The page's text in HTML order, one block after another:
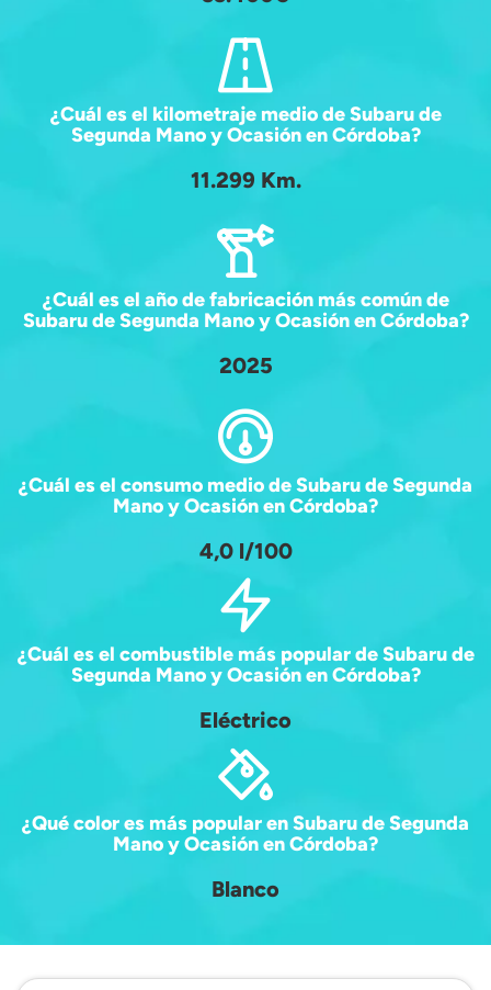
¿Cuál es el kilometraje medio de Subaru de
Segunda Mano y Ocasión en Córdoba?
11.299 Km.
¿Cuál es el año de fabricación más común de
Subaru de Segunda Mano y Ocasión en Córdoba?
2025
¿Cuál es el consumo medio de Subaru de Segunda
Mano y Ocasión en Córdoba?
4,0 l/100
¿Cuál es el combustible más popular de Subaru de
Segunda Mano y Ocasión en Córdoba?
Eléctrico
¿Qué color es más popular en Subaru de Segunda
Mano y Ocasión en Córdoba?
Blanco